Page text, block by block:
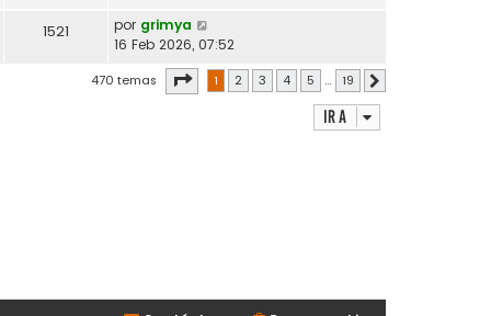
1521 por grimya
16 Feb 2026, 07:52
470 temas Página1 de
1 2 3 4 5 … 19
Ir a